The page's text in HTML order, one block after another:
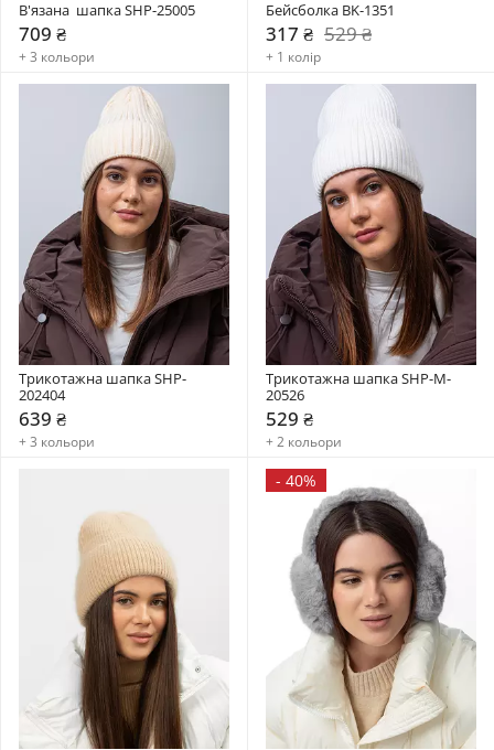
В'язана  шапка SHP-25005
709 ₴
+ 3 кольори
Бейсболка BK-1351
317 ₴ 529 ₴
+ 1 колір
Трикотажна шапка SHP-
202404
639 ₴
+ 3 кольори
Трикотажна шапка SHP-M-
20526
529 ₴
+ 2 кольори
- 40%